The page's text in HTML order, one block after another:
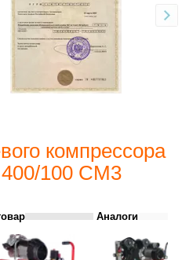
компрессора
100 CM3
Аналоги